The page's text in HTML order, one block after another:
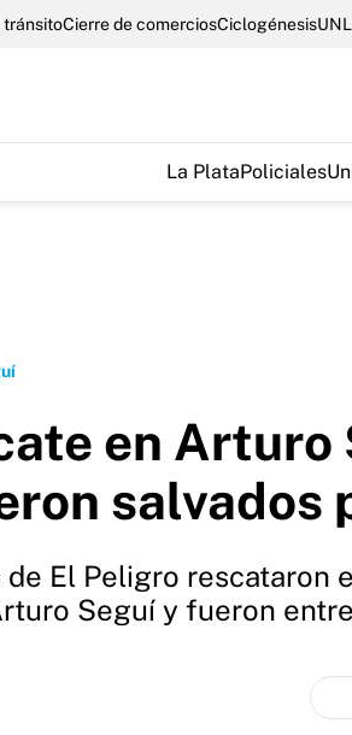
tránsitoCierre de comerciosCiclogénesis
La PlataPoliciales
en Arturo
salvados
El Peligro rescataron
Seguí y fueron